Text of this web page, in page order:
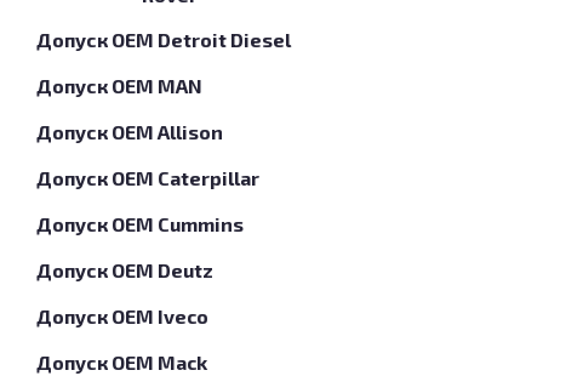
Допуск OEM Detroit Diesel
Допуск OEM MAN
Допуск OEM Allison
Допуск OEM Caterpillar
Допуск OEM Cummins
Допуск OEM Deutz
Допуск OEM Iveco
Допуск OEM Mack